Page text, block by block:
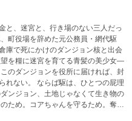
と、迷宮と、行き場のない三人だっ
町役場を辞めた元公務員・網代駆
庫で死にかけのダンジョン核と出会
を糧に迷宮を育てる青髪の美少女―
のダンジョンを役所に届ければ、封
れない。 ならば駆は、ひとつの屁理
ンジョン、土地じゃなくて生き物の
ため。コアちゃんを守るため。奪わ
戻すため。 元役場職員、迷宮核の美